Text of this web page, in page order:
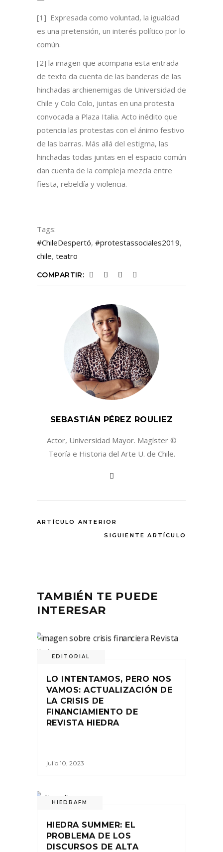
[1] Expresada como voluntad, la igualdad
es una pretensión, un interés político por lo
común.
[2] la imagen que acompaña esta entrada
de texto da cuenta de las banderas de las
hinchadas archienemigas de Universidad de
Chile y Colo Colo, juntas en una protesta
convocada a Plaza Italia. Acto inédito que
potencia las protestas con el ánimo festivo
de las barras. Más allá del estigma, las
hinchadas todas juntas en el espacio común
dan cuenta de la compleja mezcla entre
fiesta, rebeldía y violencia.
Tags:
#ChileDespertó, #protestassociales2019,
chile, teatro
COMPARTIR:
SEBASTIÁN PÉREZ ROULIEZ
Actor, Universidad Mayor. Magíster ©
Teoría e Historia del Arte U. de Chile.
ARTÍCULO ANTERIOR
SIGUIENTE ARTÍCULO
TAMBIÉN TE PUEDE
INTERESAR
EDITORIAL
LO INTENTAMOS, PERO NOS
VAMOS: ACTUALIZACIÓN DE
LA CRISIS DE
FINANCIAMIENTO DE
REVISTA HIEDRA
julio 10, 2023
HIEDRAFM
HIEDRA SUMMER: EL
PROBLEMA DE LOS
DISCURSOS DE ALTA